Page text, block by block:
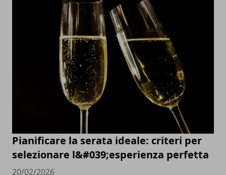
Pianificare la serata ideale: criteri per
selezionare l&#039;esperienza perfetta
20/02/2026